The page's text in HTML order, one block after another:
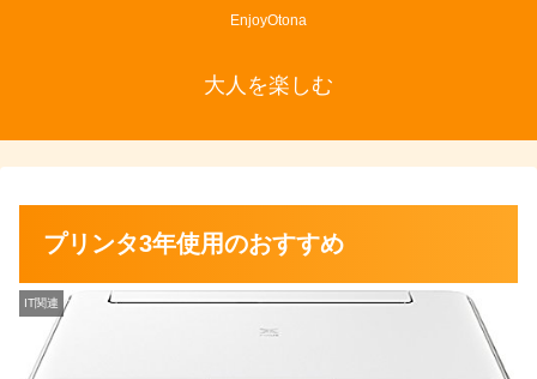
EnjoyOtona
大人を楽しむ
プリンタ3年使用のおすすめ
IT関連